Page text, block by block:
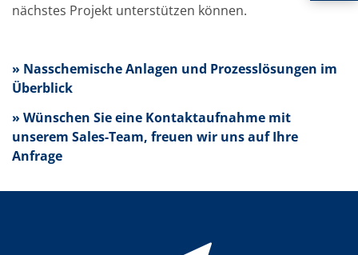
nächstes Projekt unterstützen können.
» Nasschemische Anlagen und Prozesslösungen im
Überblick
» Wünschen Sie eine Kontaktaufnahme mit
unserem Sales-Team, freuen wir uns auf Ihre
Anfrage